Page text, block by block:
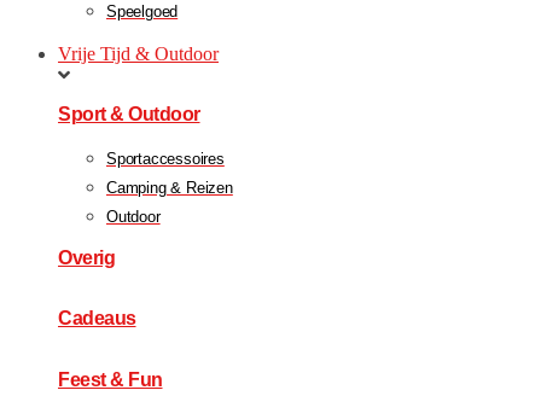
Speelgoed
Vrije Tijd & Outdoor
Sport & Outdoor
Sportaccessoires
Camping & Reizen
Outdoor
Overig
Cadeaus
Feest & Fun